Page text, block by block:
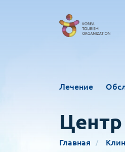
Лечение
Центр
Главная